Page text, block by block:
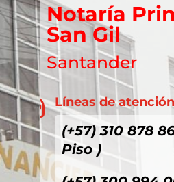
Notaría
San Gil
Santander
 Líneas de
(+57) 310 878
Piso )